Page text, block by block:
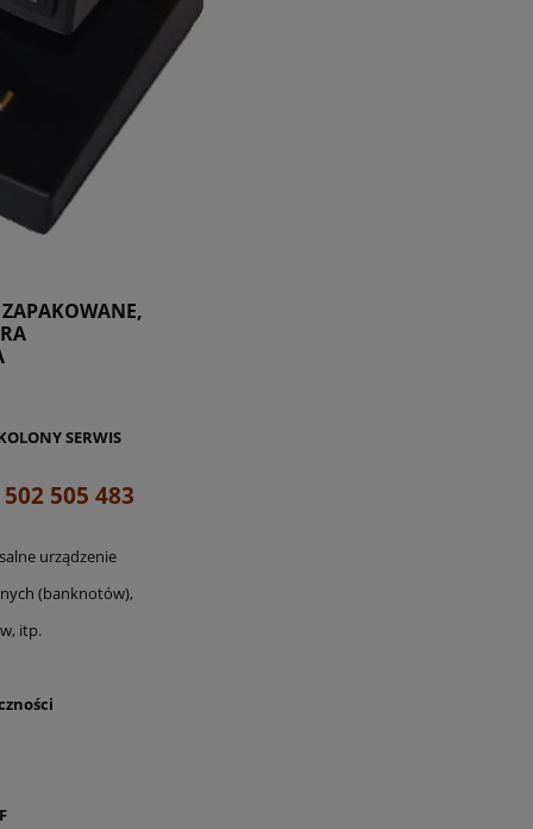
SERWIS
505 483
urządzenie
(banknotów),
itp.